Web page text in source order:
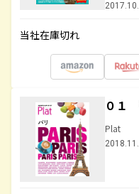
当社在庫切れ
０１
Plat